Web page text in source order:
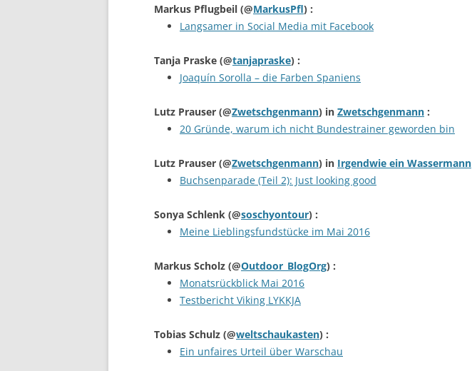
Markus Pflugbeil (@MarkusPfl) :
Langsamer in Social Media mit Facebook
Tanja Praske (@tanjapraske) :
Joaquín Sorolla – die Farben Spaniens
Lutz Prauser (@Zwetschgenmann) in Zwetschgenmann :
20 Gründe, warum ich nicht Bundestrainer geworden bin
Lutz Prauser (@Zwetschgenmann) in Irgendwie ein Wassermann
Buchsenparade (Teil 2): Just looking good
Sonya Schlenk (@soschyontour) :
Meine Lieblingsfundstücke im Mai 2016
Markus Scholz (@Outdoor_BlogOrg) :
Monatsrückblick Mai 2016
Testbericht Viking LYKKJA
Tobias Schulz (@weltschaukasten) :
Ein unfaires Urteil über Warschau